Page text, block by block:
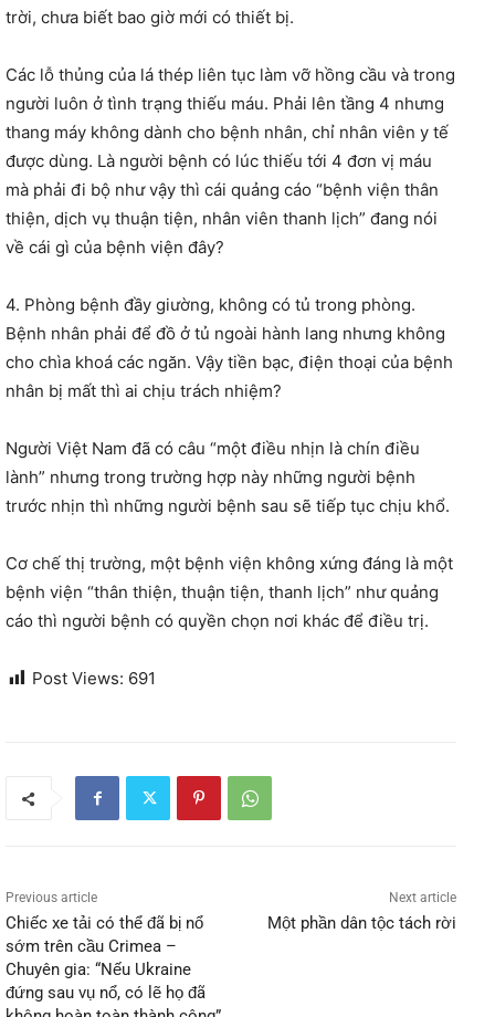
trời, chưa biết bao giờ mới có thiết bị.
Các lỗ thủng của lá thép liên tục làm vỡ hồng cầu và trong
người luôn ở tình trạng thiếu máu. Phải lên tầng 4 nhưng
thang máy không dành cho bệnh nhân, chỉ nhân viên y tế
được dùng. Là người bệnh có lúc thiếu tới 4 đơn vị máu
mà phải đi bộ như vậy thì cái quảng cáo “bệnh viện thân
thiện, dịch vụ thuận tiện, nhân viên thanh lịch” đang nói
về cái gì của bệnh viện đây?
4. Phòng bệnh đầy giường, không có tủ trong phòng.
Bệnh nhân phải để đồ ở tủ ngoài hành lang nhưng không
cho chìa khoá các ngăn. Vậy tiền bạc, điện thoại của bệnh
nhân bị mất thì ai chịu trách nhiệm?
Người Việt Nam đã có câu “một điều nhịn là chín điều
lành” nhưng trong trường hợp này những người bệnh
trước nhịn thì những người bệnh sau sẽ tiếp tục chịu khổ.
Cơ chế thị trường, một bệnh viện không xứng đáng là một
bệnh viện “thân thiện, thuận tiện, thanh lịch” như quảng
cáo thì người bệnh có quyền chọn nơi khác để điều trị.
Post Views: 691
Previous article
Chiếc xe tải có thể đã bị nổ
sớm trên cầu Crimea –
Chuyên gia: “Nếu Ukraine
đứng sau vụ nổ, có lẽ họ đã
Next article
Một phần dân tộc tách rời